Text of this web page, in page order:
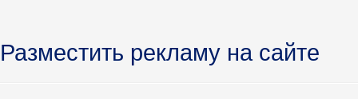
Разместить рекламу на сайте